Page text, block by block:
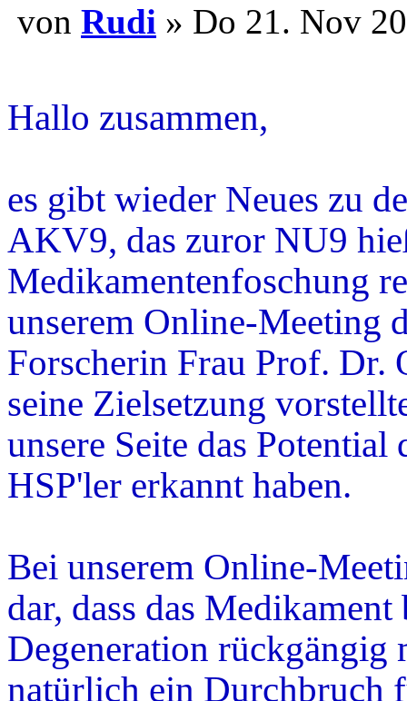
von Rudi » Do 21. Nov
Hallo zusammen,
es gibt wieder Neues zu
AKV9, das zuror NU9
Medikamentenfoschung
unserem Online-Meeting
Forscherin Frau Prof. Dr.
seine Zielsetzung
unsere Seite das
HSP'ler erkannt haben.
Bei unserem Online-
dar, dass das
Degeneration rückgängig
natürlich ein Durchbruch